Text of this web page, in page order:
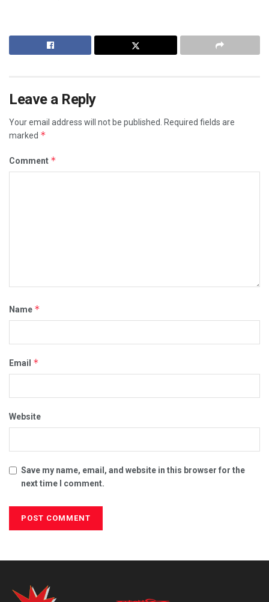
Leave a Reply
Your email address will not be published.
Required fields are
marked *
Comment *
Name *
Email *
Website
Save my name, email, and website in this browser for the
next time I comment.